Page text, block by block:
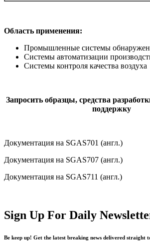
Область применения:
Промышленные системы
Системы автоматизации
Системы контроля качества воздуха
Запросить образцы, средства
поддержку
Документация на SGAS701 (англ.)
Документация на SGAS707 (англ.)
Документация на SGAS711 (англ.)
Sign Up For Daily
Be keep up! Get the latest breaking news delivered straight